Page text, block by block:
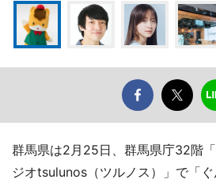
群馬県は2月25日、群馬県庁32階
ジオtsulunos（ツルノス）」で「ぐ